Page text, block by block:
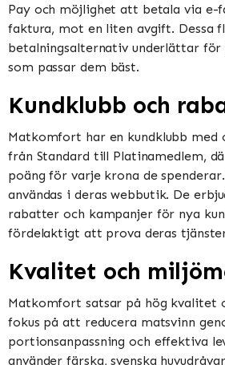
Pay och möjlighet att betala via e-
faktura, mot en liten avgift. Dessa
betalningsalternativ underlättar för
som passar dem bäst​​.
Kundklubb och
Matkomfort har en kundklubb med
från Standard till Platinamedlem,
poäng för varje krona de
användas i deras webbutik. De
rabatter och kampanjer för nya
fördelaktigt att prova deras
Kvalitet och
Matkomfort satsar på hög kvalitet
fokus på att reducera matsvinn
portionsanpassning och effektiva
använder färska, svenska